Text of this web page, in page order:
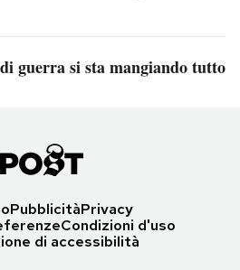
guerra si sta mangiando tutto
PubblicitàPrivacy
Condizioni d'uso
di accessibilità